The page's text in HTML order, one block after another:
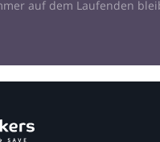
auf dem Laufenden